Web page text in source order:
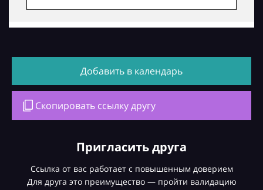
Добавить в календарь
Скопировать ссылку другу
Пригласить друга
Ссылка от вас работает с повышенным доверием
Для друга это преимущество — пройти валидацию